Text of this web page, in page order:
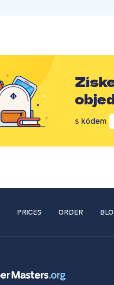
s kódem
PRICES ORDER